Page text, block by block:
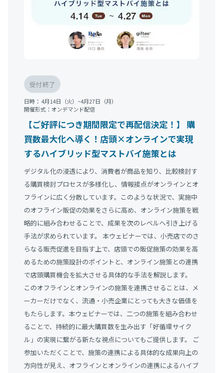
受付終了
日時： 4月14日（火）~4月27日（月）
開催形式： オンデマンド配信
【ご好評につき期間限定で再配信決定！】 購
買数最大化へ導く！店頭×オンラインで実現
するハイブリッド型マストバイ施策とは
デジタル化の浸透により、消費者が商品を知り、比較検討す
る購買検討プロセスが多様化し、情報接点がオンラインとオ
フラインに広く分散しています。このような状況で、実施中
のオフライン販促の効果をさらに高め、オンライン施策を戦
略的に組み合わせることで、成果を次のレベルへ引き上げる
手法が求められています。 本ウェビナーでは、小売店でのさ
らなる販売促進を目指す上で、店頭での販促施策の効果を高
めるための施策設計のポイントと、オンライン施策との連携
で店頭購買機会を拡大させる具体的な手法を解説します。
このオフラインとオンラインの施策を連携させることは、メ
ーカーだけでなく、流通・小売企業にとっても大きな価値を
もたらします。本ウェビナーでは、二つの施策を組み合わせ
ることで、持続的に最大購買数を生み出す「好循環サイク
ル」の実現に繋がる新たな視点についてもご提供します。 ご
参加いただくことで、施策の連携による具体的な成果向上の
方向性が見え、オフラインとオンラインの連携によるハイブ